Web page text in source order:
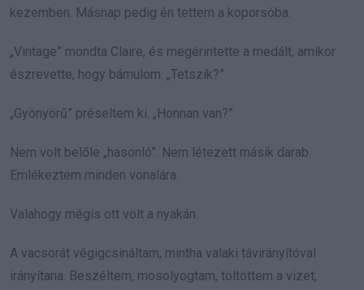
kezemben. Másnap pedig én tettem a koporsóba.
„Vintage” mondta Claire, és megérintette a medált, amikor
észrevette, hogy bámulom. „Tetszik?”
„Gyönyörű” préseltem ki. „Honnan van?”
Nem volt belőle „hasonló”. Nem létezett másik darab.
Emlékeztem minden vonalára.
Valahogy mégis ott volt a nyakán.
A vacsorát végigcsináltam, mintha valaki távirányítóval
irányítana. Beszéltem, mosolyogtam, töltöttem a vizet,